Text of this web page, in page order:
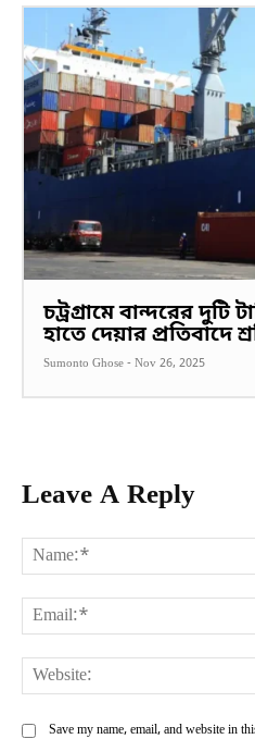
চট্রগ্রামে বান্দরের দুটি
হাতে দেয়ার প্রতিবাদে
Sumonto Ghose - Nov 26, 2025
Leave A Reply
Save my name, email, and website in